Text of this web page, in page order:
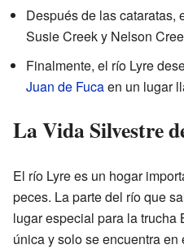
Después de las cataratas,
Susie Creek y Nelson
Finalmente, el río Lyre
Juan de Fucaen un lugar
La Vida Silvestre
El río Lyre es un hogar
peces. La parte del río que
lugar especial para la trucha
única y solo se encuentra en